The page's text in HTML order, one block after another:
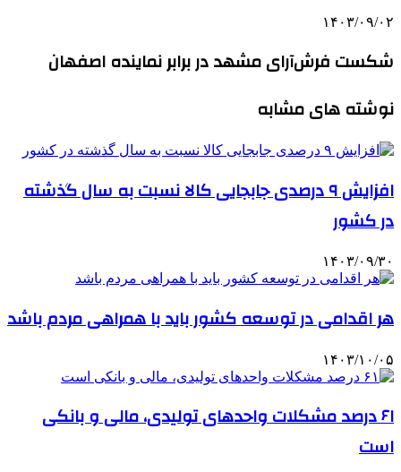
۱۴۰۳/۰۹/۰۲
شکست فرش‌آرای مشهد در برابر نماینده اصفهان
نوشته های مشابه
افزایش ۹ درصدی جابجایی کالا نسبت به سال گذشته
در کشور
۱۴۰۳/۰۹/۳۰
هر اقدامی در توسعه کشور باید با همراهی مردم باشد
۱۴۰۳/۱۰/۰۵
۶۱ درصد مشکلات واحدهای تولیدی، مالی و بانکی
است